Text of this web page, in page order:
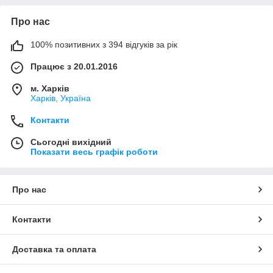
Про нас
100% позитивних з 394 відгуків за рік
Працює з 20.01.2016
м. Харків
Харків, Україна
Контакти
Сьогодні вихідний
Показати весь графік роботи
Про нас
Контакти
Доставка та оплата